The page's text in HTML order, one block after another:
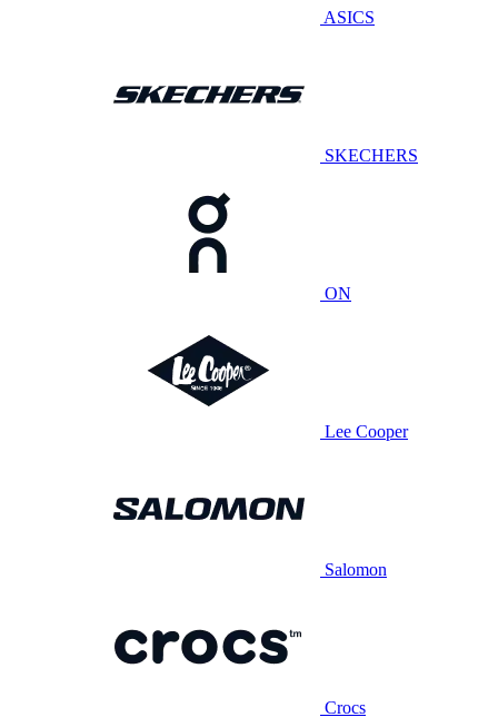
ASICS
SKECHERS
ON
Lee Cooper
Salomon
Crocs